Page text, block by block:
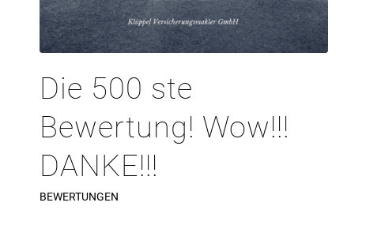
Die 500 ste
Bewertung! Wow!!!
DANKE!!!
BEWERTUNGEN